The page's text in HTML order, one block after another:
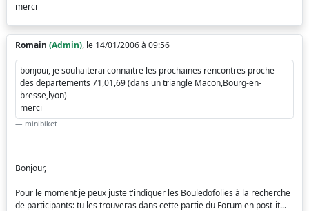
merci
Romain (Admin), le 14/01/2006 à 09:56
bonjour, je souhaiterai connaitre les prochaines rencontres proche
des departements 71,01,69 (dans un triangle Macon,Bourg-en-
bresse,lyon)
merci
minibiket
Bonjour,
Pour le moment je peux juste t'indiquer les Bouledofolies à la recherche
de participants: tu les trouveras dans cette partie du Forum en post-it...